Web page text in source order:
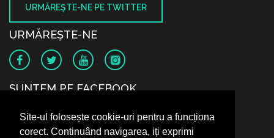
Site-ul folosește cookie-uri pentru a funcționa
corect. Continuând navigarea, iți exprimi
URMĂREŞTE-NE PE TWITTER
URMĂREŞTE-NE
SUNTEM PE FACEBOOK